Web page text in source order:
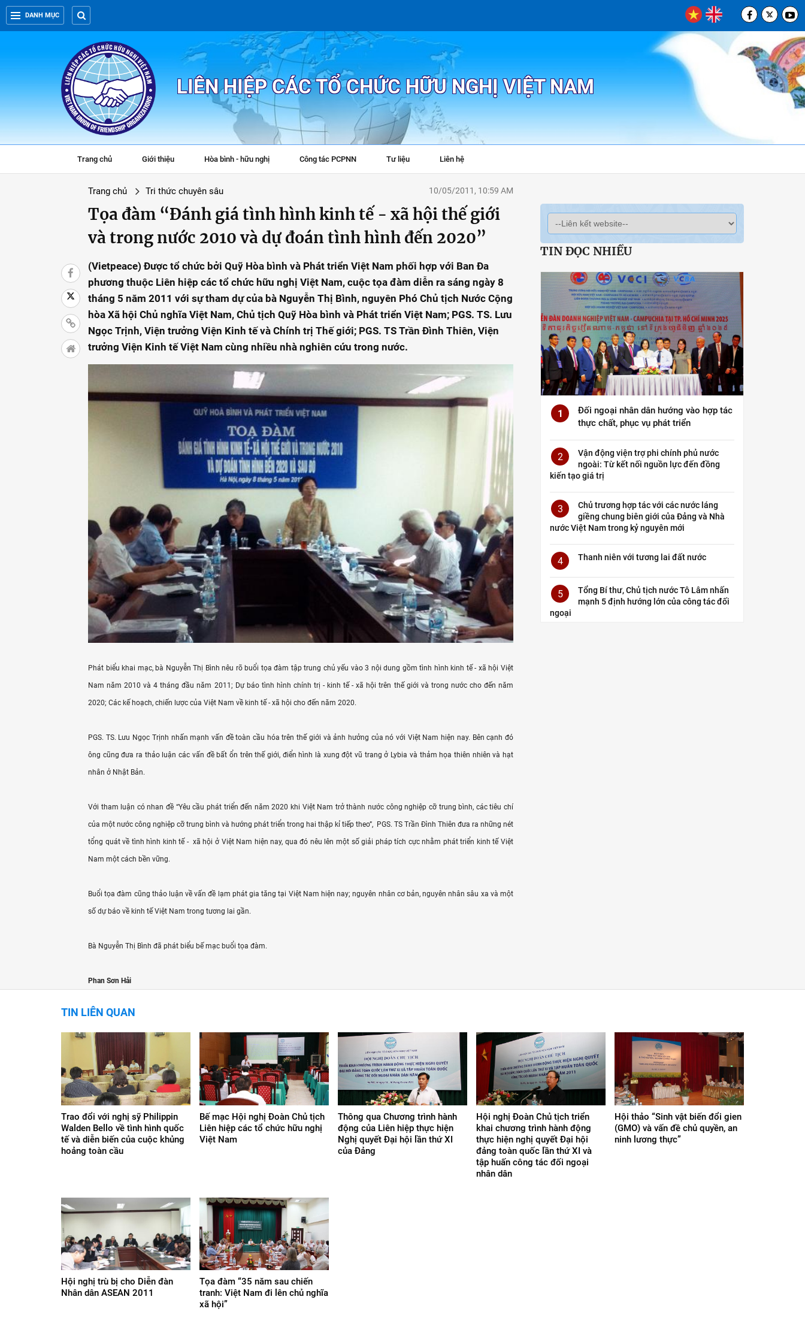
DANH MỤC
LIÊN HIỆP CÁC TỔ CHỨC HỮU NGHỊ VIỆT NAM
Trang chủ Giới thiệu Hòa bình - hữu nghị Công tác PCPNN Tư liệu Liên hệ
Trang chủ Tri thức chuyên sâu 10/05/2011, 10:59 AM
Tọa đàm “Đánh giá tình hình kinh tế - xã hội thế giới
và trong nước 2010 và dự đoán tình hình đến 2020”
(Vietpeace) Được tổ chức bởi Quỹ Hòa bình và Phát triển Việt Nam phối hợp với Ban Đa
phương thuộc Liên hiệp các tổ chức hữu nghị Việt Nam, cuộc tọa đàm diễn ra sáng ngày 8
tháng 5 năm 2011 với sự tham dự của bà Nguyễn Thị Bình, nguyên Phó Chủ tịch Nước Cộng
hòa Xã hội Chủ nghĩa Việt Nam, Chủ tịch Quỹ Hòa bình và Phát triển Việt Nam; PGS. TS. Lưu
Ngọc Trịnh, Viện trưởng Viện Kinh tế và Chính trị Thế giới; PGS. TS Trần Đình Thiên, Viện
trưởng Viện Kinh tế Việt Nam cùng nhiều nhà nghiên cứu trong nước.
Phát biểu khai mạc, bà Nguyễn Thị Bình nêu rõ buổi tọa đàm tập trung chủ yếu vào 3 nội dung gồm tình hình kinh tế - xã hội Việt
Nam năm 2010 và 4 tháng đầu năm 2011; Dự báo tình hình chính trị - kinh tế - xã hội trên thế giới và trong nước cho đến năm
2020; Các kế hoạch, chiến lược của Việt Nam về kinh tế - xã hội cho đến năm 2020.
PGS. TS. Lưu Ngọc Trịnh nhấn mạnh vấn đề toàn cầu hóa trên thế giới và ảnh hưởng của nó với Việt Nam hiện nay. Bên cạnh đó
ông cũng đưa ra thảo luận các vấn đề bất ổn trên thế giới, điển hình là xung đột vũ trang ở Lybia và thảm họa thiên nhiên và hạt
nhân ở Nhật Bản.
Với tham luận có nhan đề “Yêu cầu phát triển đến năm 2020 khi Việt Nam trở thành nước công nghiệp cỡ trung bình, các tiêu chí
của một nước công nghiệp cỡ trung bình và hướng phát triển trong hai thập kỉ tiếp theo”, PGS. TS Trần Đình Thiên đưa ra những nét
tổng quát về tình hình kinh tế - xã hội ở Việt Nam hiện nay, qua đó nêu lên một số giải pháp tích cực nhằm phát triển kinh tế Việt
Nam một cách bền vững.
Buổi tọa đàm cũng thảo luận về vấn đề lạm phát gia tăng tại Việt Nam hiện nay; nguyên nhân cơ bản, nguyên nhân sâu xa và một
số dự báo về kinh tế Việt Nam trong tương lai gần.
Bà Nguyễn Thị Bình đã phát biểu bế mạc buổi tọa đàm.
Phan Sơn Hải
TIN ĐỌC NHIỀU
1
Đối ngoại nhân dân hướng vào hợp tác
thực chất, phục vụ phát triển
2
Vận động viện trợ phi chính phủ nước
ngoài: Từ kết nối nguồn lực đến đồng
kiến tạo giá trị
3
Chủ trương hợp tác với các nước láng
giềng chung biên giới của Đảng và Nhà
nước Việt Nam trong kỷ nguyên mới
4 Thanh niên với tương lai đất nước
5
Tổng Bí thư, Chủ tịch nước Tô Lâm nhấn
mạnh 5 định hướng lớn của công tác đối
ngoại
TIN LIÊN QUAN
Trao đổi với nghị sỹ Philippin
Walden Bello về tình hình quốc
tế và diễn biến của cuộc khủng
hoảng toàn cầu
Bế mạc Hội nghị Đoàn Chủ tịch
Liên hiệp các tổ chức hữu nghị
Việt Nam
Thông qua Chương trình hành
động của Liên hiệp thực hiện
Nghị quyết Đại hội lần thứ XI
của Đảng
Hội nghị Đoàn Chủ tịch triển
khai chương trình hành động
thực hiện nghị quyết Đại hội
đảng toàn quốc lần thứ XI và
tập huấn công tác đối ngoại
nhân dân
Hội thảo “Sinh vật biến đổi gien
(GMO) và vấn đề chủ quyền, an
ninh lương thực”
Hội nghị trù bị cho Diễn đàn
Nhân dân ASEAN 2011
Tọa đàm “35 năm sau chiến
tranh: Việt Nam đi lên chủ nghĩa
xã hội”